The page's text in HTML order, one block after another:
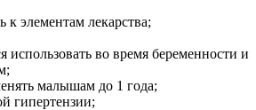
к элементам лекарства;
использовать во время беременности и
малышам до 1 года;
гипертензии;